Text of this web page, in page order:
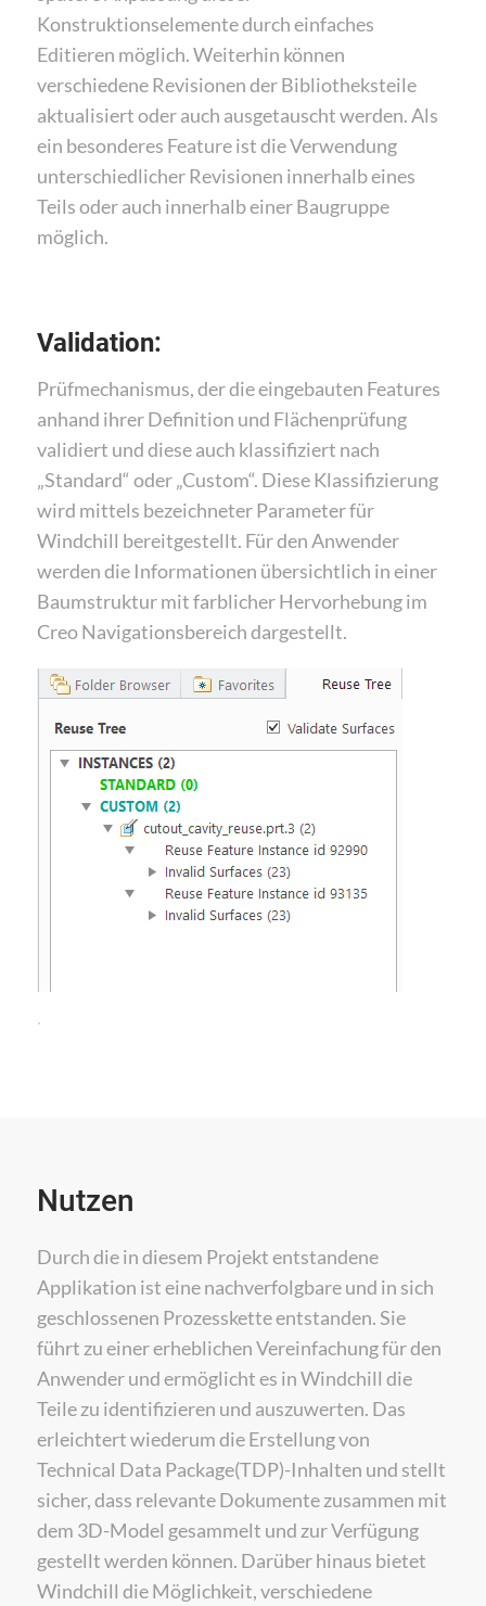
Konstruktionselemente durch einfaches
Editieren möglich. Weiterhin können
verschiedene Revisionen der Bibliotheksteile
aktualisiert oder auch ausgetauscht werden. Als
ein besonderes Feature ist die Verwendung
unterschiedlicher Revisionen innerhalb eines
Teils oder auch innerhalb einer Baugruppe
möglich.
Validation:
Prüfmechanismus, der die eingebauten Features
anhand ihrer Definition und Flächenprüfung
validiert und diese auch klassifiziert nach
„Standard“ oder „Custom“. Diese Klassifizierung
wird mittels bezeichneter Parameter für
Windchill bereitgestellt. Für den Anwender
werden die Informationen übersichtlich in einer
Baumstruktur mit farblicher Hervorhebung im
Creo Navigationsbereich dargestellt.
.
Nutzen
Durch die in diesem Projekt entstandene
Applikation ist eine nachverfolgbare und in sich
geschlossenen Prozesskette entstanden. Sie
führt zu einer erheblichen Vereinfachung für den
Anwender und ermöglicht es in Windchill die
Teile zu identifizieren und auszuwerten. Das
erleichtert wiederum die Erstellung von
Technical Data Package(TDP)-Inhalten und stellt
sicher, dass relevante Dokumente zusammen mit
dem 3D-Model gesammelt und zur Verfügung
gestellt werden können. Darüber hinaus bietet
Windchill die Möglichkeit, verschiedene